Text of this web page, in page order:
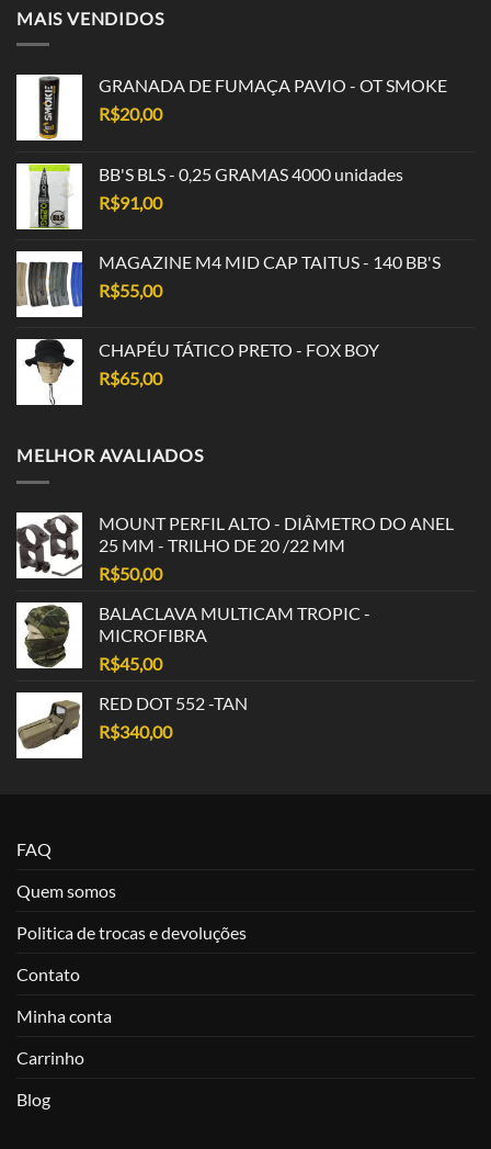
MAIS VENDIDOS
GRANADA DE FUMAÇA PAVIO - OT SMOKE
R$20,00
BB'S BLS - 0,25 GRAMAS 4000 unidades
R$91,00
MAGAZINE M4 MID CAP TAITUS - 140 BB'S
R$55,00
CHAPÉU TÁTICO PRETO - FOX BOY
R$65,00
MELHOR AVALIADOS
MOUNT PERFIL ALTO - DIÂMETRO DO ANEL
25 MM - TRILHO DE 20 /22 MM
R$50,00
BALACLAVA MULTICAM TROPIC -
MICROFIBRA
R$45,00
RED DOT 552 -TAN
R$340,00
FAQ
Quem somos
Politica de trocas e devoluções
Contato
Minha conta
Carrinho
Blog